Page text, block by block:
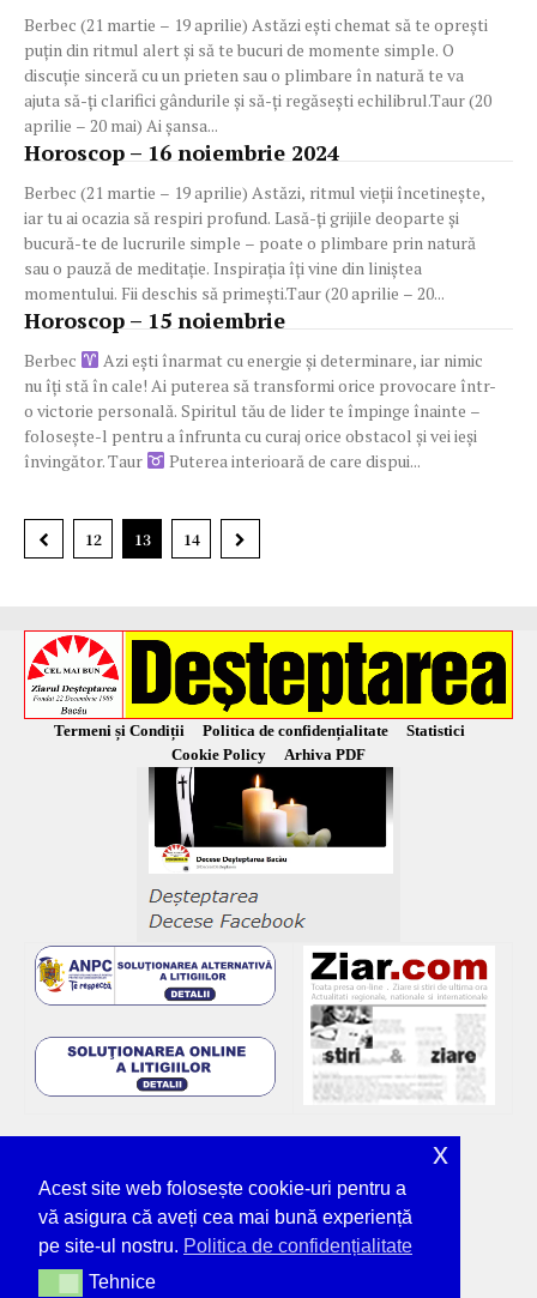
Berbec (21 martie – 19 aprilie) Astăzi ești chemat să te oprești
puțin din ritmul alert și să te bucuri de momente simple. O
discuție sinceră cu un prieten sau o plimbare în natură te va
ajuta să-ți clarifici gândurile și să-ți regăsești echilibrul.Taur (20
aprilie – 20 mai) Ai șansa...
Horoscop – 16 noiembrie 2024
Berbec (21 martie – 19 aprilie) Astăzi, ritmul vieții încetinește,
iar tu ai ocazia să respiri profund. Lasă-ți grijile deoparte și
bucură-te de lucrurile simple – poate o plimbare prin natură
sau o pauză de meditație. Inspirația îți vine din liniștea
momentului. Fii deschis să primești.Taur (20 aprilie – 20...
Horoscop – 15 noiembrie
Berbec
Azi ești înarmat cu energie și determinare, iar nimic
nu îți stă în cale! Ai puterea să transformi orice provocare într-
o victorie personală. Spiritul tău de lider te împinge înainte –
folosește-l pentru a înfrunta cu curaj orice obstacol și vei ieși
învingător. Taur
Puterea interioară de care dispui...
12 13 14
Termeni și Condiții Politica de confidențialitate
Statistici
Cookie Policy
Arhiva PDF
Acest site web folosește cookie-uri pentru a
vă asigura că aveți cea mai bună experiență
pe site-ul nostru. Politica de confidențialitate
TehniceTehnice
x